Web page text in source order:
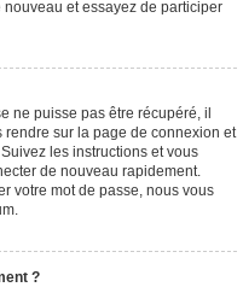
et essayez de participer
ne puisse pas être récupéré, il
sur la page de connexion et
les instructions et vous
de nouveau rapidement.
votre mot de passe, nous vous
?